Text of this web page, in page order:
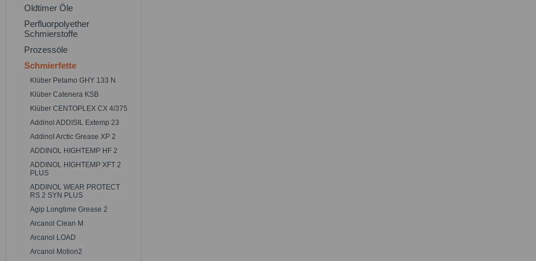
Oldtimer Öle
Perfluorpolyether
Schmierstoffe
Prozessöle
Schmierfette
Klüber Petamo GHY 133 N
Klüber Catenera KSB
Klüber CENTOPLEX CX 4/375
Addinol ADDISIL Extemp 23
Addinol Arctic Grease XP 2
ADDINOL HIGHTEMP HF 2
ADDINOL HIGHTEMP XFT 2
PLUS
ADDINOL WEAR PROTECT
RS 2 SYN PLUS
Agip Longtime Grease 2
Arcanol Clean M
Arcanol LOAD
Arcanol Motion2